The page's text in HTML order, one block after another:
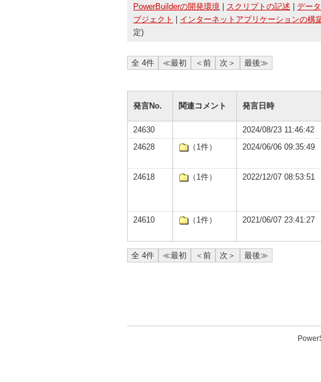
PowerBuilderの開発環境 スクリプトの記述 デー
ブジェクト
インターネットアプリケーションの構
定)
全 4件 ≪最初 ＜前 次＞
最後≫
発言No. 関連コメント 発言日時
24630
2024/08/23 11:46:42
24628
（1件） 2024/06/06 09:35:49
24618
（1件） 2022/12/07 08:53:51
24610
（1件） 2021/06/07 23:41:27
全 4件 ≪最初 ＜前 次＞ 最後≫